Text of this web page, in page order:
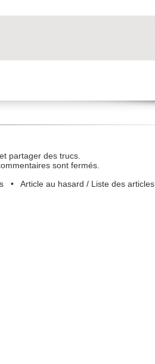
partager des trucs.
sont fermés.
• Article au hasard / Liste des articles